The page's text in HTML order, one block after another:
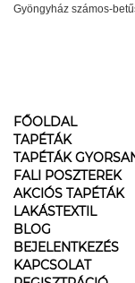
Gyöngyház számos-
FŐOLDAL
TAPÉTÁK
TAPÉTÁK
FALI POSZTEREK
AKCIÓS TAPÉTÁK
LAKÁSTEXTIL
BLOG
BEJELENTKEZÉS
KAPCSOLAT